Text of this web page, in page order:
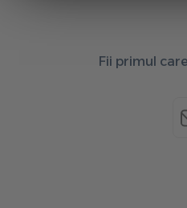
Fii primul